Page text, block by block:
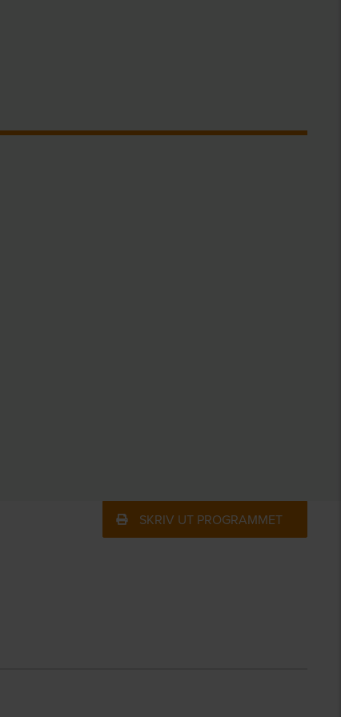
SKRIV UT PROGRAMMET